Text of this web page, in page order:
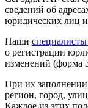
сведений об
юридических лиц
Наши
о регистрации
изменений (форма
При их заполнении
регион, город,
Каждое из этих